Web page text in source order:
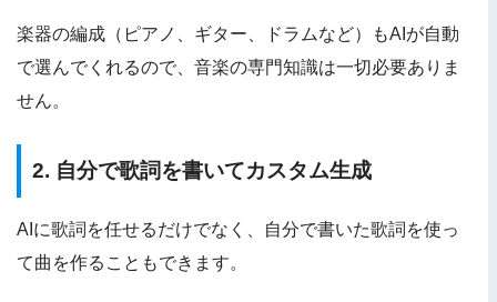
楽器の編成（ピアノ、ギター、ドラムなど）もAIが自動
で選んでくれるので、音楽の専門知識は一切必要ありま
せん。
2. 自分で歌詞を書いてカスタム生成
AIに歌詞を任せるだけでなく、自分で書いた歌詞を使っ
て曲を作ることもできます。